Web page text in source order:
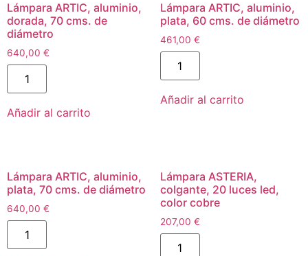
Lámpara ARTIC, aluminio,
dorada, 70 cms. de
diámetro
640,00 €
Añadir al carrito
Lámpara ARTIC, aluminio,
plata, 60 cms. de diámetro
461,00 €
Añadir al carrito
Lámpara ARTIC, aluminio,
plata, 70 cms. de diámetro
640,00 €
Lámpara ASTERIA,
colgante, 20 luces led,
color cobre
207,00 €